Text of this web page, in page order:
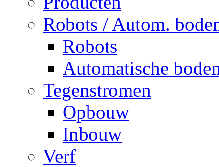
Robots / Autom.
Robots
Automatische
Tegenstromen
Opbouw
Inbouw
Verf